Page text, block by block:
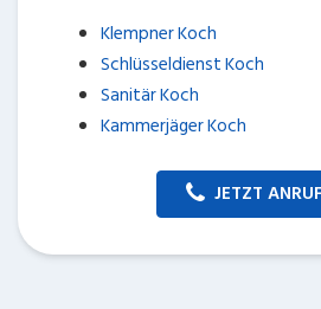
Klempner Koch
Schlüsseldienst Koch
Sanitär Koch
Kammerjäger Koch
JETZT